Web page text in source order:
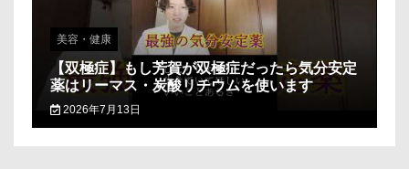
美容・健康
【双極症】もし芳賀が双極症だったら気分安定
薬はリーマス・炭酸リチウムを使います
2026年7月13日